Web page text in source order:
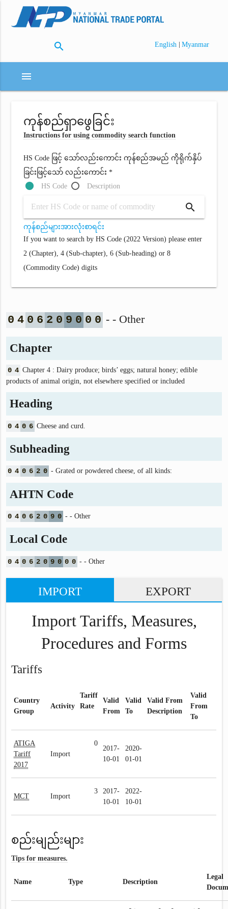
search English | Myanmar
menu
ကုန်စည်ရှာဖွေခြင်း
Instructions for using commodity search function
HS Code ဖြင့် သော်လည်းကောင်း ကုန်စည်အမည် ကိုရိုက်နှိပ်
ခြင်းဖြင့်သော် လည်းကောင်း *
HS Code
Description
search
ကုန်စည်များအားလုံးစာရင်း
If you want to search by HS Code (2022 Version) please enter
2 (Chapter), 4 (Sub-chapter), 6 (Sub-heading) or 8
(Commodity Code) digits
0 4 0 6 2 0 9 0 0 0 - - Other
Chapter
0 4 Chapter 4 : Dairy produce; birds’ eggs; natural honey; edible
products of animal origin, not elsewhere specified or included
Heading
0 4 0 6 Cheese and curd.
Subheading
0 4 0 6 2 0 - Grated or powdered cheese, of all kinds:
AHTN Code
0 4 0 6 2 0 9 0 - - Other
Local Code
0 4 0 6 2 0 9 0 0 0 - - Other
IMPORT EXPORT
Import Tariffs, Measures,
Procedures and Forms
Tariffs
Country
Group
Activity
Tariff
Rate
Valid
From
Valid
To
Valid From
Description
Valid
From
To
ATIGA
Tariff
2017
Import
0
2017-
10-01
2020-
01-01
MCT Import
3
2017-
10-01
2022-
10-01
စည်းမျည်းများ
Tips for measures.
Name Type Description
Legal